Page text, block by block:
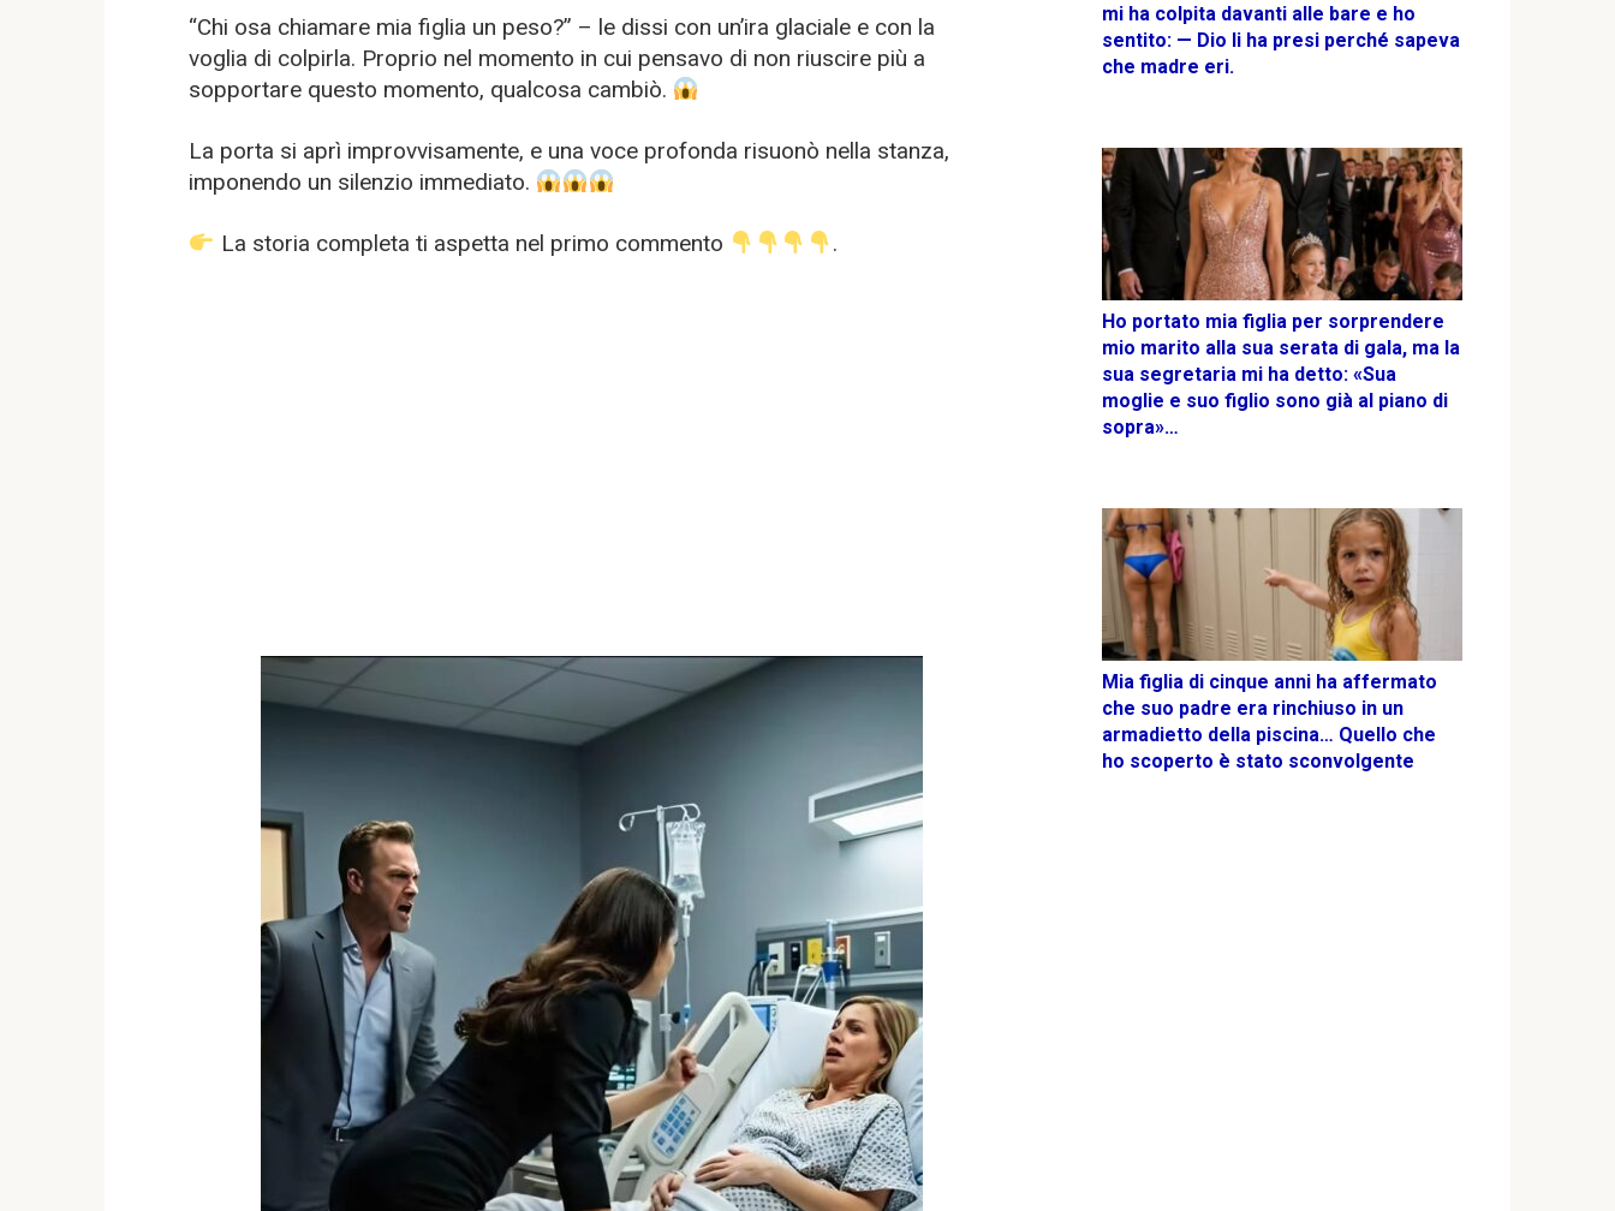
“Chi osa chiamare mia figlia un peso?” – le dissi con un’ira glaciale e con la
voglia di colpirla. Proprio nel momento in cui pensavo di non riuscire più a
sopportare questo momento, qualcosa cambiò.
La porta si aprì improvvisamente, e una voce profonda risuonò nella stanza,
imponendo un silenzio immediato.
La storia completa ti aspetta nel primo commento .
mi ha colpita davanti alle bare e ho
sentito: — Dio li ha presi perché sapeva
che madre eri.
Ho portato mia figlia per sorprendere
mio marito alla sua serata di gala, ma la
sua segretaria mi ha detto: «Sua
moglie e suo figlio sono già al piano di
sopra»…
Mia figlia di cinque anni ha affermato
che suo padre era rinchiuso in un
armadietto della piscina… Quello che
ho scoperto è stato sconvolgente